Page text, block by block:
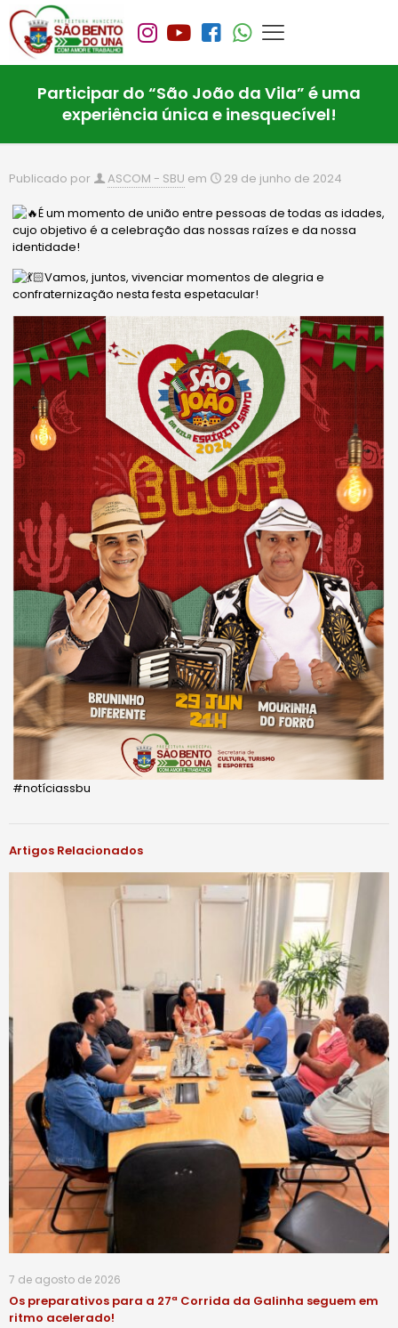
Participar do “São João da Vila” é uma
experiência única e inesquecível!
Publicado por ASCOM - SBU em 29 de junho de 2024
É um momento de união entre pessoas de todas as idades,
cujo objetivo é a celebração das nossas raízes e da nossa
identidade!
Vamos, juntos, vivenciar momentos de alegria e
confraternização nesta festa espetacular!
#notíciassbu
Artigos Relacionados
7 de agosto de 2026
Os preparativos para a 27ª Corrida da Galinha seguem em
ritmo acelerado!